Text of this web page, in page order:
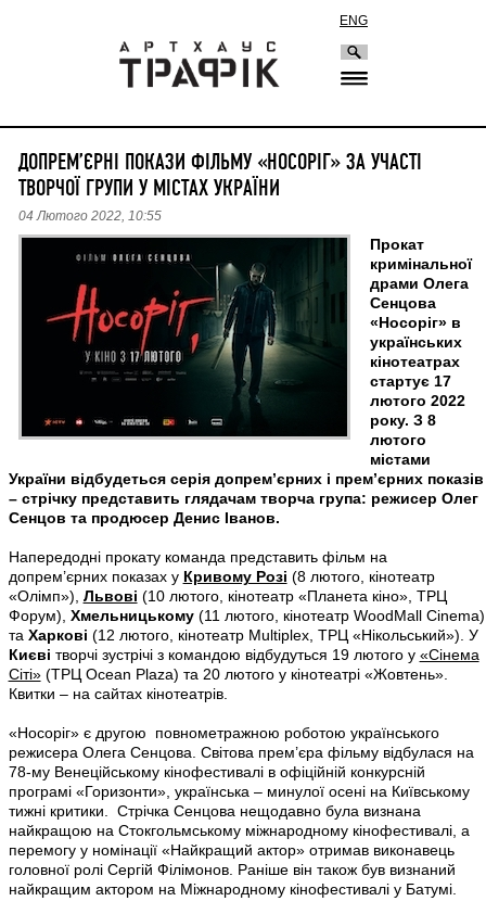
ENG
ДОПРЕМ’ЄРНІ ПОКАЗИ ФІЛЬМУ «НОСОРІГ» ЗА УЧАСТІ
ТВОРЧОЇ ГРУПИ У МІСТАХ УКРАЇНИ
04 Лютого 2022, 10:55
Прокат
кримінальної
драми Олега
Сенцова
«Носоріг» в
українських
кінотеатрах
стартує 17
лютого 2022
року. З 8
лютого
містами
України відбудеться серія допрем’єрних і прем’єрних показів
– стрічку представить глядачам творча група: режисер Олег
Сенцов та продюсер Денис Іванов.
Напередодні прокату команда представить фільм на
допрем’єрних показах у Кривому Розі (8 лютого, кінотеатр
«Олімп»), Львові (10 лютого, кінотеатр «Планета кіно», ТРЦ
Форум), Хмельницькому (11 лютого, кінотеатр WoodMall Cinema)
та Харкові (12 лютого, кінотеатр Multiplex, ТРЦ «Нікольський»). У
Києві творчі зустрічі з командою відбудуться 19 лютого у «Сінема
Сіті»(ТРЦ Ocean Plaza) та 20 лютого у кінотеатрі «Жовтень».
Квитки – на сайтах кінотеатрів.
«Носоріг» є другою повнометражною роботою українського
режисера Олега Сенцова. Світова прем’єра фільму відбулася на
78-му Венеційському кінофестивалі в офіційній конкурсній
програмі «Горизонти», українська – минулої осені на Київському
тижні критики. Стрічка Сенцова нещодавно була визнана
найкращою на Стокгольмському міжнародному кінофестивалі, а
перемогу у номінації «Найкращий актор» отримав виконавець
головної ролі Сергій Філімонов. Раніше він також був визнаний
найкращим актором на Міжнародному кінофестивалі у Батумі.